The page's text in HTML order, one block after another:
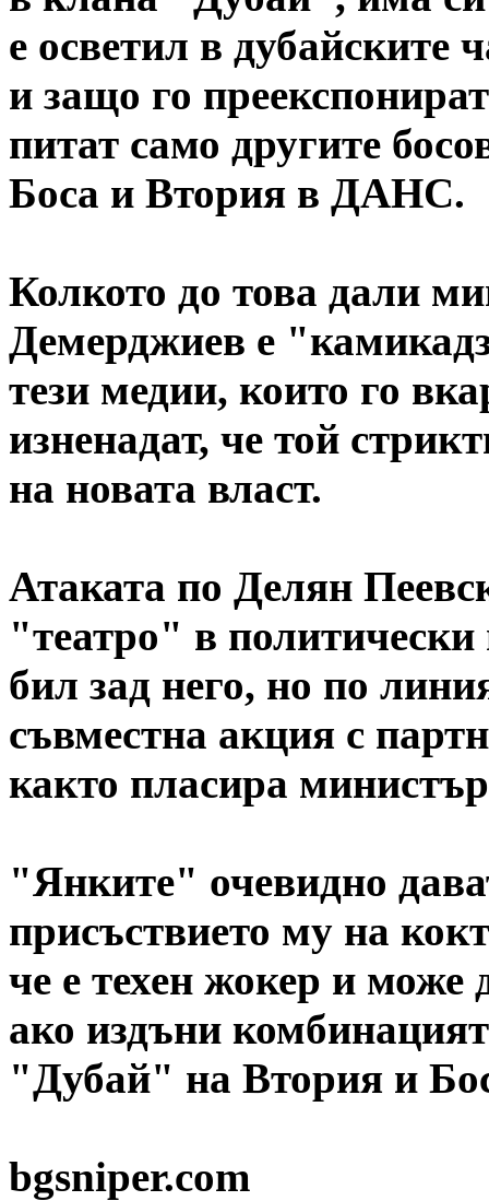
е осветил в дубайските
и защо го
питат само другите
Боса и Втория в ДАНС.
Колкото до това дали
Демерджиев е
тези медии, които го
изненадат, че той
на новата власт.
Атаката по Делян
"театро" в
бил зад него, но по
съвместна акция с
както пласира
"Янките" очевидно
присъствието му на
че е техен жокер и може
ако издъни
"Дубай" на Втория и
bgsniper.com